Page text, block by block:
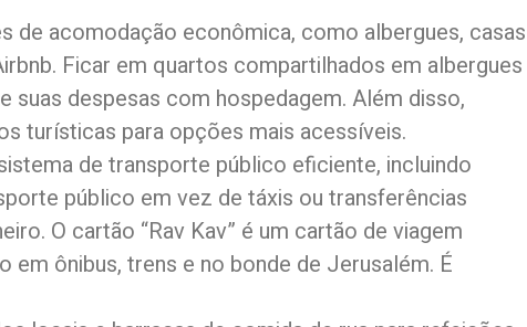
de acomodação econômica, como albergues, casas
Ficar em quartos compartilhados em albergues
suas despesas com hospedagem. Além disso,
turísticas para opções mais acessíveis.
de transporte público eficiente, incluindo
público em vez de táxis ou transferências
O cartão “Rav Kav” é um cartão de viagem
em ônibus, trens e no bonde de Jerusalém. É